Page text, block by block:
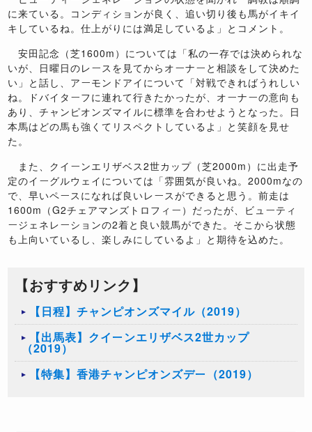
に来ている。コンディションが良く、追い切り後も馬がイキイ
キしているね。仕上がりには満足しているよ」とコメント。
安田記念（芝1600m）については「私の一存では決められな
いが、日曜日のレースを見てからオーナーと相談をして決めた
い」と話し、アーモンドアイについて「対戦できればうれしい
ね。ドバイターフに連れて行きたかったが、オーナーの意向も
あり、チャンピオンズマイルに標準を合わせようとなった。日
本馬はどの馬も強くてリスペクトしているよ」と笑顔を見せ
た。
また、クイーンエリザベス2世カップ（芝2000m）に出走予
定のイーグルウェイについては「雰囲気が良いね。2000mなの
で、早いペースになれば良いレースができると思う。前走は
1600m（G2チェアマンズトロフィー）だったが、ビューティ
ージェネレーションの2着と良い競馬ができた。そこから状態
も上向いているし、楽しみにしているよ」と期待を込めた。
【おすすめリンク】
【日程】チャンピオンズマイル（2019）
【出馬表】クイーンエリザベス2世カップ
（2019）
【特集】香港チャンピオンズデー（2019）